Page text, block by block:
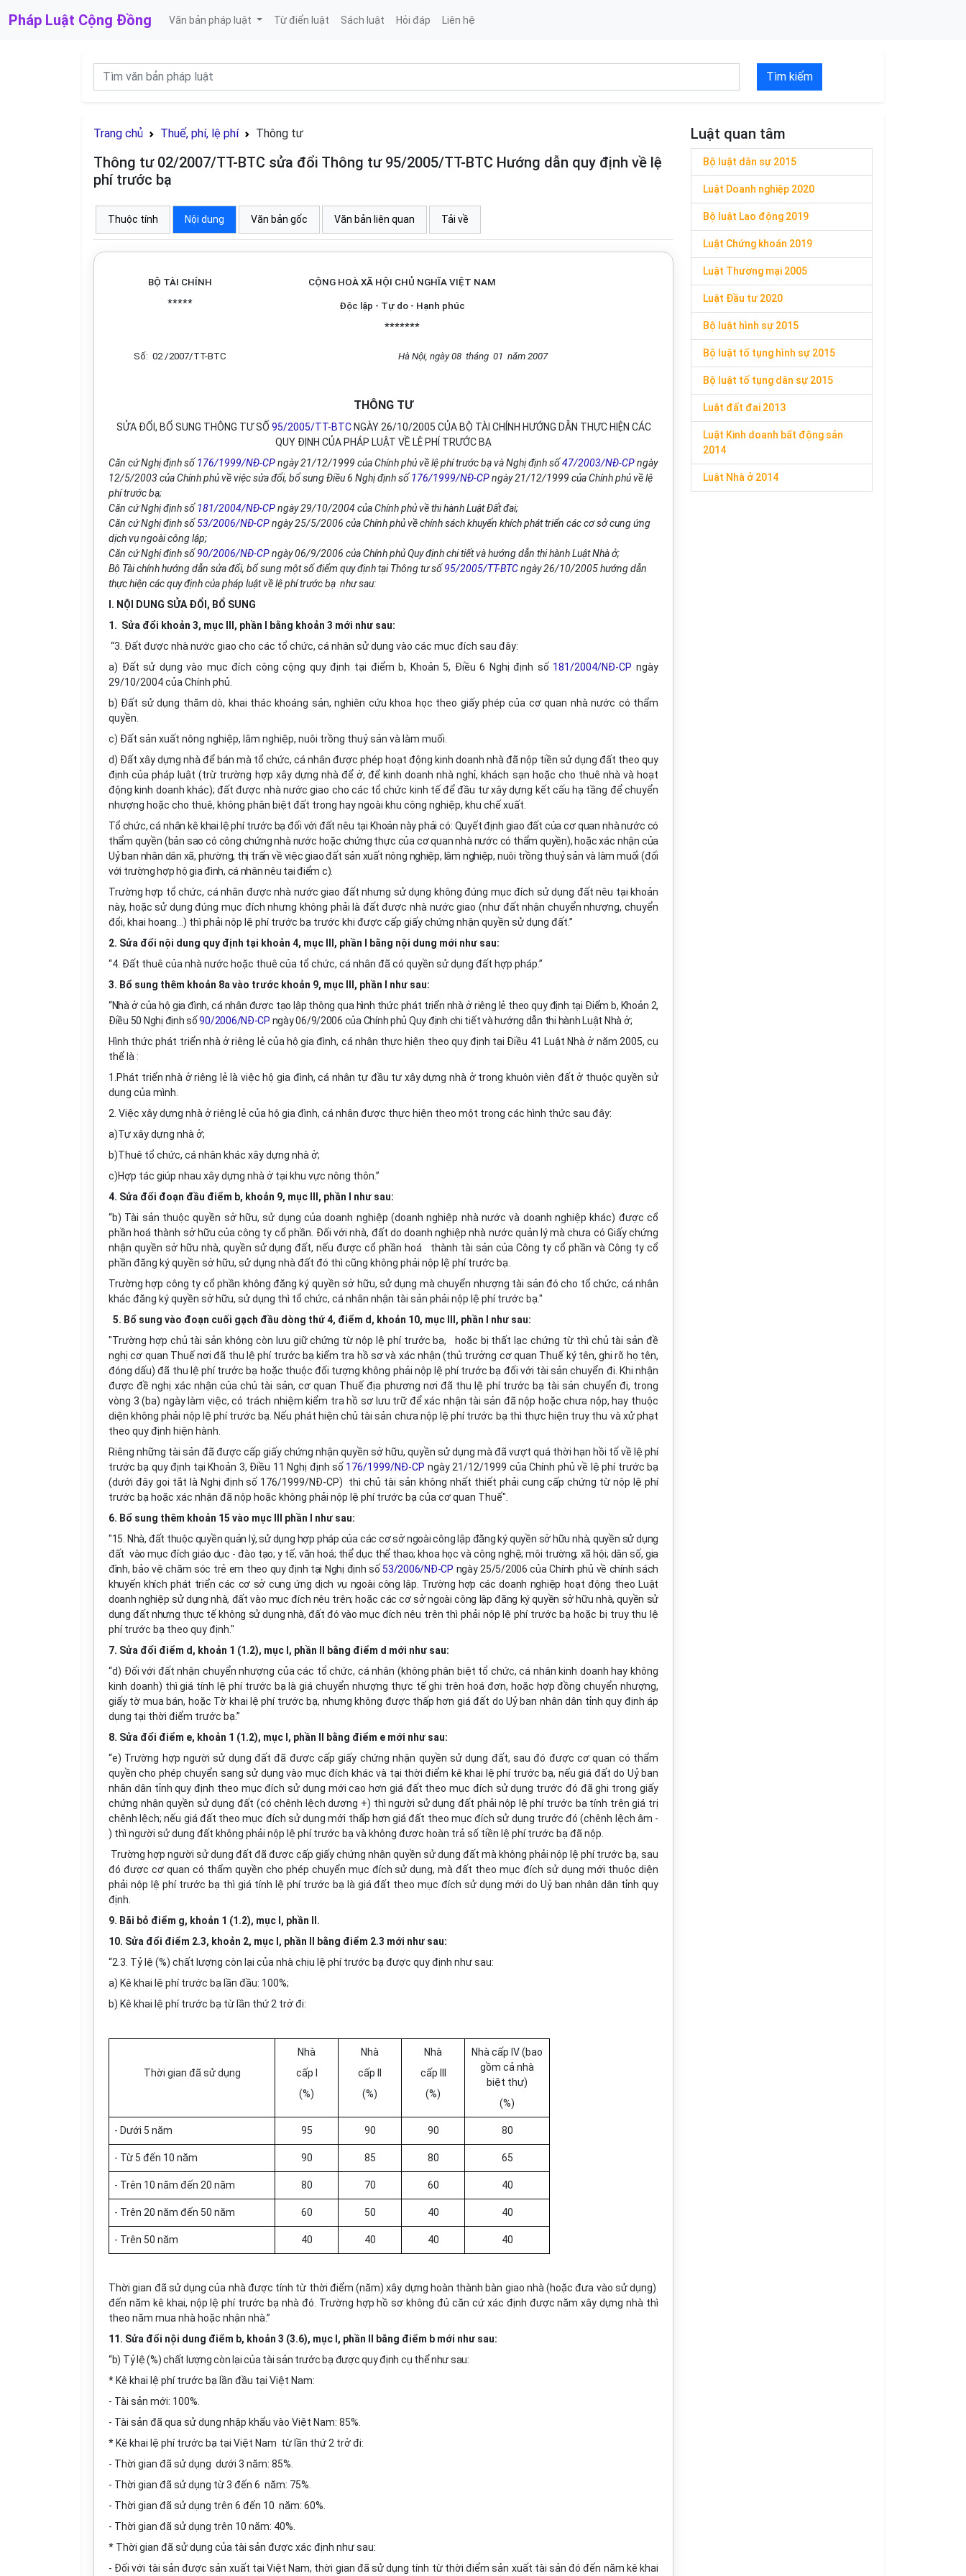
Pháp Luật Cộng Đồng Văn bản pháp luật Từ điển luật Sách luật Hỏi đáp Liên hệ
Tìm kiếm
Trang chủ Thuế, phí, lệ phí Thông tư
Thông tư 02/2007/TT-BTC sửa đổi Thông tư 95/2005/TT-BTC Hướng dẫn quy định về lệ
phí trước bạ
Thuộc tính Nội dung Văn bản gốc Văn bản liên quan Tải về
BỘ TÀI CHÍNH
*****
CỘNG HOÀ XÃ HỘI CHỦ NGHĨA VIỆT NAM
Độc lập - Tự do - Hạnh phúc
*******
Số: 02 /2007/TT-BTC Hà Nội, ngày 08 tháng 01 năm 2007
THÔNG TƯ
SỬA ĐỔI, BỔ SUNG THÔNG TƯ SỐ 95/2005/TT-BTCNGÀY 26/10/2005 CỦA BỘ TÀI CHÍNH HƯỚNG DẪN THỰC HIỆN CÁC
QUY ĐỊNH CỦA PHÁP LUẬT VỀ LỆ PHÍ TRƯỚC BẠ
Căn cứ Nghị định số 176/1999/NĐ-CPngày 21/12/1999 của Chính phủ về lệ phí trước bạ và Nghị định số47/2003/NĐ-CPngày
12/5/2003 của Chính phủ về việc sửa đổi, bổ sung Điều 6 Nghị định số 176/1999/NĐ-CPngày 21/12/1999 của Chính phủ về lệ
phí trước bạ;
Căn cứ Nghị định số 181/2004/NĐ-CPngày 29/10/2004 của Chính phủ về thi hành Luật Đất đai;
Căn cứ Nghị định số53/2006/NĐ-CPngày 25/5/2006 của Chính phủ về chính sách khuyến khích phát triển các cơ sở cung ứng
dịch vụ ngoài công lập;
Căn cứ Nghị định số 90/2006/NĐ-CPngày 06/9/2006 của Chính phủ Quy định chi tiết và hướng dẫn thi hành Luật Nhà ở;
Bộ Tài chính hướng dẫn sửa đổi, bổ sung một số điểm quy định tại Thông tư số 95/2005/TT-BTCngày 26/10/2005 hướng dẫn
thực hiện các quy định của pháp luật về lệ phí trước bạ như sau:
I. NỘI DUNG SỬA ĐỔI, BỔ SUNG
1. Sửa đổi khoản 3, mục III, phần I bằng khoản 3 mới như sau:
“3. Đất được nhà nước giao cho các tổ chức, cá nhân sử dụng vào các mục đích sau đây:
a) Đất sử dụng vào mục đích công cộng quy định tại điểm b, Khoản 5, Điều 6 Nghị định số 181/2004/NĐ-CP ngày
29/10/2004 của Chính phủ.
b) Đất sử dụng thăm dò, khai thác khoáng sản, nghiên cứu khoa học theo giấy phép của cơ quan nhà nước có thẩm
quyền.
c) Đất sản xuất nông nghiệp, lâm nghiệp, nuôi trồng thuỷ sản và làm muối.
d) Đất xây dựng nhà để bán mà tổ chức, cá nhân được phép hoạt động kinh doanh nhà đã nộp tiền sử dụng đất theo quy
định của pháp luật (trừ trường hợp xây dựng nhà để ở, để kinh doanh nhà nghỉ, khách sạn hoặc cho thuê nhà và hoạt
động kinh doanh khác); đất được nhà nước giao cho các tổ chức kinh tế để đầu tư xây dựng kết cấu hạ tầng để chuyển
nhượng hoặc cho thuê, không phân biệt đất trong hay ngoài khu công nghiệp, khu chế xuất.
Tổ chức, cá nhân kê khai lệ phí trước bạ đối với đất nêu tại Khoản này phải có: Quyết định giao đất của cơ quan nhà nước có
thẩm quyền (bản sao có công chứng nhà nước hoặc chứng thực của cơ quan nhà nước có thẩm quyền), hoặc xác nhận của
Uỷ ban nhân dân xã, phường, thị trấn về việc giao đất sản xuất nông nghiệp, lâm nghiệp, nuôi trồng thuỷ sản và làm muối (đối
với trường hợp hộ gia đình, cá nhân nêu tại điểm c).
Trường hợp tổ chức, cá nhân được nhà nước giao đất nhưng sử dụng không đúng mục đích sử dụng đất nêu tại khoản
này, hoặc sử dụng đúng mục đích nhưng không phải là đất được nhà nước giao (như đất nhận chuyển nhượng, chuyển
đổi, khai hoang...) thì phải nộp lệ phí trước bạ trước khi được cấp giấy chứng nhận quyền sử dụng đất.”
2. Sửa đổi nội dung quy định tại khoản 4, mục III, phần I bằng nội dung mới như sau:
“4. Đất thuê của nhà nước hoặc thuê của tổ chức, cá nhân đã có quyền sử dụng đất hợp pháp.”
3. Bổ sung thêm khoản 8a vào trước khoản 9, mục III, phần I như sau:
“Nhà ở của hộ gia đình, cá nhân được tạo lập thông qua hình thức phát triển nhà ở riêng lẻ theo quy định tại Điểm b, Khoản 2,
Điều 50 Nghị định số90/2006/NĐ-CP ngày 06/9/2006 của Chính phủ Quy định chi tiết và hướng dẫn thi hành Luật Nhà ở;
Hình thức phát triển nhà ở riêng lẻ của hộ gia đình, cá nhân thực hiện theo quy định tại Điều 41 Luật Nhà ở năm 2005, cụ
thể là :
1.Phát triển nhà ở riêng lẻ là việc hộ gia đình, cá nhân tự đầu tư xây dựng nhà ở trong khuôn viên đất ở thuộc quyền sử
dụng của mình.
2. Việc xây dựng nhà ở riêng lẻ của hộ gia đình, cá nhân được thực hiện theo một trong các hình thức sau đây:
a)Tự xây dựng nhà ở;
b)Thuê tổ chức, cá nhân khác xây dựng nhà ở;
c)Hợp tác giúp nhau xây dựng nhà ở tại khu vực nông thôn.”
4. Sửa đổi đoạn đầu điểm b, khoản 9, mục III, phần I như sau:
“b) Tài sản thuộc quyền sở hữu, sử dụng của doanh nghiệp (doanh nghiệp nhà nước và doanh nghiệp khác) được cổ
phần hoá thành sở hữu của công ty cổ phần Đối với nhà, đất do doanh nghiệp nhà nước quản lý mà chưa có Giấy chứng
nhận quyền sở hữu nhà, quyền sử dụng đất, nếu được cổ phần hoá thành tài sản của Công ty cổ phần và Công ty cổ
phần đăng ký quyền sở hữu, sử dụng nhà đất đó thì cũng không phải nộp lệ phí trước bạ.
Trường hợp công ty cổ phần không đăng ký quyền sở hữu, sử dụng mà chuyển nhượng tài sản đó cho tổ chức, cá nhân
khác đăng ký quyền sở hữu, sử dụng thì tổ chức, cá nhân nhận tài sản phải nộp lệ phí trước bạ."
5. Bổ sung vào đoạn cuối gạch đầu dòng thứ 4, điểm d, khoản 10, mục III, phần I như sau:
"Trường hợp chủ tài sản không còn lưu giữ chứng từ nộp lệ phí trước bạ, hoặc bị thất lạc chứng từ thì chủ tài sản đề
nghị cơ quan Thuế nơi đã thu lệ phí trước bạ kiểm tra hồ sơ và xác nhận (thủ trưởng cơ quan Thuế ký tên, ghi rõ họ tên,
đóng dấu) đã thu lệ phí trước bạ hoặc thuộc đối tượng không phải nộp lệ phí trước bạ đối với tài sản chuyển đi. Khi nhận
được đề nghị xác nhận của chủ tài sản, cơ quan Thuế địa phương nơi đã thu lệ phí trước bạ tài sản chuyển đi, trong
vòng 3 (ba) ngày làm việc, có trách nhiệm kiểm tra hồ sơ lưu trữ để xác nhận tài sản đã nộp hoặc chưa nộp, hay thuộc
diện không phải nộp lệ phí trước bạ. Nếu phát hiện chủ tài sản chưa nộp lệ phí trước bạ thì thực hiện truy thu và xử phạt
theo quy định hiện hành.
Riêng những tài sản đã được cấp giấy chứng nhận quyền sở hữu, quyền sử dụng mà đã vượt quá thời hạn hồi tố về lệ phí
trước bạ quy định tại Khoản 3, Điều 11 Nghị định số 176/1999/NĐ-CP ngày 21/12/1999 của Chính phủ về lệ phí trước bạ
(dưới đây gọi tắt là Nghị định số 176/1999/NĐ-CP) thì chủ tài sản không nhất thiết phải cung cấp chứng từ nộp lệ phí
trước bạ hoặc xác nhận đã nộp hoặc không phải nộp lệ phí trước bạ của cơ quan Thuế"
6. Bổ sung thêm khoản 15 vào mục III phần I như sau:
"15. Nhà, đất thuộc quyền quản lý, sử dụng hợp pháp của các cơ sở ngoài công lập đăng ký quyền sở hữu nhà, quyền sử dụng
đất vào mục đích giáo dục - đào tạo; y tế; văn hoá; thể dục thể thao; khoa học và công nghệ; môi trường; xã hội; dân số, gia
đình, bảo vệ chăm sóc trẻ em theo quy định tại Nghị định số 53/2006/NĐ-CP ngày 25/5/2006 của Chính phủ về chính sách
khuyến khích phát triển các cơ sở cung ứng dịch vụ ngoài công lập. Trường hợp các doanh nghiệp hoạt động theo Luật
doanh nghiệp sử dụng nhà, đất vào mục đích nêu trên; hoặc các cơ sở ngoài công lập đăng ký quyền sở hữu nhà, quyền sử
dụng đất nhưng thực tế không sử dụng nhà, đất đó vào mục đích nêu trên thì phải nộp lệ phí trước bạ hoặc bị truy thu lệ
phí trước bạ theo quy định."
7. Sửa đổi điểm d, khoản 1 (1.2), mục I, phần II bằng điểm d mới như sau:
“d) Đối với đất nhận chuyển nhượng của các tổ chức, cá nhân (không phân biệt tổ chức, cá nhân kinh doanh hay không
kinh doanh) thì giá tính lệ phí trước bạ là giá chuyển nhượng thực tế ghi trên hoá đơn, hoặc hợp đồng chuyển nhượng,
giấy tờ mua bán, hoặc Tờ khai lệ phí trước bạ, nhưng không được thấp hơn giá đất do Uỷ ban nhân dân tỉnh quy định áp
dụng tại thời điểm trước bạ.”
8. Sửa đổi điểm e, khoản 1 (1.2), mục I, phần II bằng điểm e mới như sau:
“e) Trường hợp người sử dụng đất đã được cấp giấy chứng nhận quyền sử dụng đất, sau đó được cơ quan có thẩm
quyền cho phép chuyển sang sử dụng vào mục đích khác và tại thời điểm kê khai lệ phí trước bạ, nếu giá đất do Uỷ ban
nhân dân tỉnh quy định theo mục đích sử dụng mới cao hơn giá đất theo mục đích sử dụng trước đó đã ghi trong giấy
chứng nhận quyền sử dụng đất (có chênh lệch dương +) thì người sử dụng đất phải nộp lệ phí trước bạ tính trên giá trị
chênh lệch; nếu giá đất theo mục đích sử dụng mới thấp hơn giá đất theo mục đích sử dụng trước đó (chênh lệch âm -
) thì người sử dụng đất không phải nộp lệ phí trước bạ và không được hoàn trả số tiền lệ phí trước bạ đã nộp.
Trường hợp người sử dụng đất đã được cấp giấy chứng nhận quyền sử dụng đất mà không phải nộp lệ phí trước bạ, sau
đó được cơ quan có thẩm quyền cho phép chuyển mục đích sử dụng, mà đất theo mục đích sử dụng mới thuộc diện
phải nộp lệ phí trước bạ thì giá tính lệ phí trước bạ là giá đất theo mục đích sử dụng mới do Uỷ ban nhân dân tỉnh quy
định
9. Bãi bỏ điểm g, khoản 1 (1.2), mục I, phần II.
10. Sửa đổi điểm 2.3, khoản 2, mục I, phần II bằng điểm 2.3 mới như sau:
“2.3. Tỷ lệ (%) chất lượng còn lại của nhà chịu lệ phí trước bạ được quy định như sau:
a) Kê khai lệ phí trước bạ lần đầu: 100%;
b) Kê khai lệ phí trước bạ từ lần thứ 2 trở đi:
Thời gian đã sử dụng
Nhà
cấp I
(%)
Nhà
cấp II
(%)
Nhà
cấp III
(%)
Nhà cấp IV (bao
gồm cả nhà
biệt thự)
(%)
- Dưới 5 năm 95 90 90 80
- Từ 5 đến 10 năm 90 85 80 65
- Trên 10 năm đến 20 năm 80 70 60 40
- Trên 20 năm đến 50 năm 60 50 40 40
- Trên 50 năm 40 40 40 40
Thời gian đã sử dụng của nhà được tính từ thời điểm (năm) xây dựng hoàn thành bàn giao nhà (hoặc đưa vào sử dụng)
đến năm kê khai, nộp lệ phí trước bạ nhà đó. Trường hợp hồ sơ không đủ căn cứ xác định được năm xây dựng nhà thì
theo năm mua nhà hoặc nhận nhà.”
11. Sửa đổi nội dung điểm b, khoản 3 (3.6), mục I, phần II bằng điểm b mới như sau:
“b) Tỷ lệ (%) chất lượng còn lại của tài sản trước bạ được quy định cụ thể như sau:
* Kê khai lệ phí trước bạ lần đầu tại Việt Nam:
- Tài sản mới: 100%.
- Tài sản đã qua sử dụng nhập khẩu vào Việt Nam: 85%.
* Kê khai lệ phí trước bạ tại Việt Nam từ lần thứ 2 trở đi:
- Thời gian đã sử dụng dưới 3 năm: 85%.
- Thời gian đã sử dụng từ 3 đến 6 năm: 75%.
- Thời gian đã sử dụng trên 6 đến 10 năm: 60%.
- Thời gian đã sử dụng trên 10 năm: 40%.
* Thời gian đã sử dụng của tài sản được xác định như sau:
- Đối với tài sản được sản xuất tại Việt Nam, thời gian đã sử dụng tính từ thời điểm sản xuất tài sản đó đến năm kê khai
Luật quan tâm
Bộ luật dân sự 2015
Luật Doanh nghiệp 2020
Bộ luật Lao động 2019
Luật Chứng khoán 2019
Luật Thương mại 2005
Luật Đầu tư 2020
Bộ luật hình sự 2015
Bộ luật tố tụng hình sự 2015
Bộ luật tố tụng dân sự 2015
Luật đất đai 2013
Luật Kinh doanh bất động sản
2014
Luật Nhà ở 2014